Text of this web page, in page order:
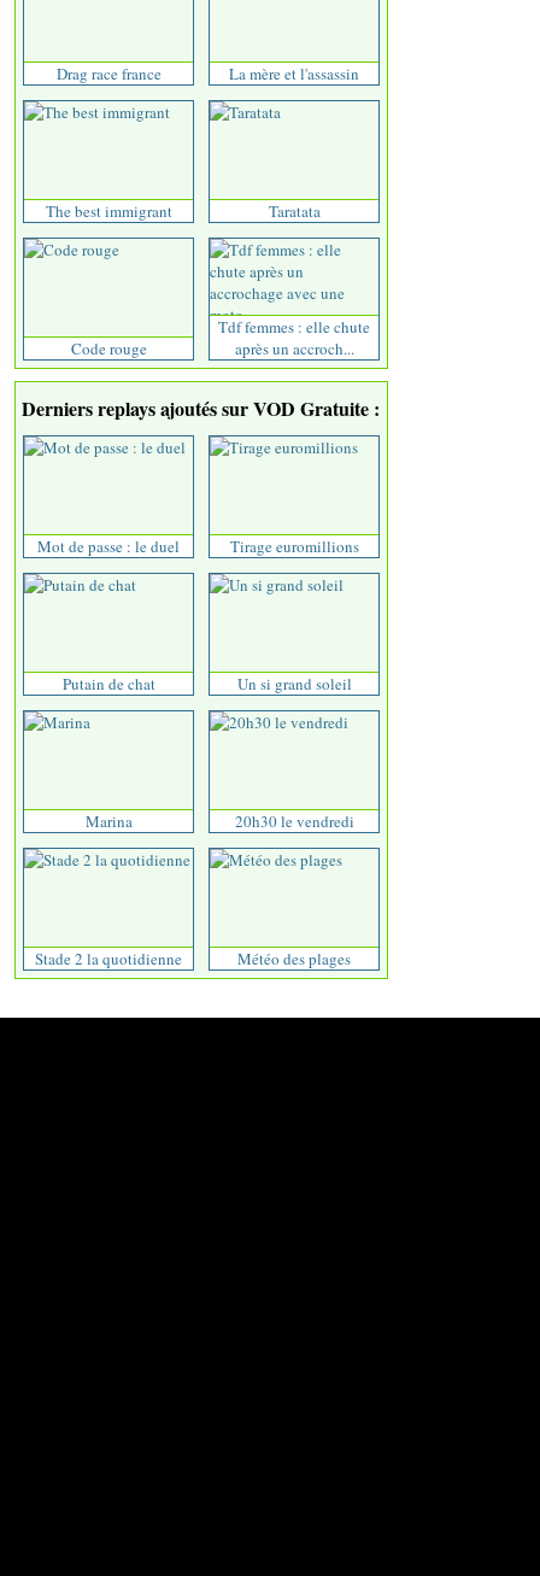
Drag race france La mère et l'assassin
The best immigrant Taratata
Code rouge
Tdf femmes : elle chute
après un accroch...
Derniers replays ajoutés sur VOD Gratuite :
Mot de passe : le duel Tirage euromillions
Putain de chat Un si grand soleil
Marina 20h30 le vendredi
Stade 2 la quotidienne Météo des plages